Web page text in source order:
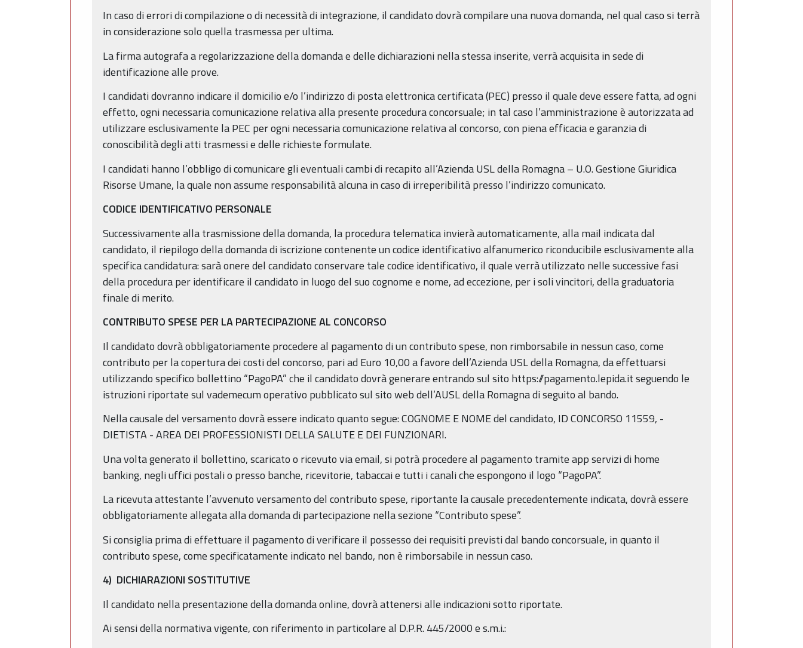
In caso di errori di compilazione o di necessità di integrazione, il candidato dovrà compilare una nuova domanda, nel qual caso si terrà
in considerazione solo quella trasmessa per ultima.
La firma autografa a regolarizzazione della domanda e delle dichiarazioni nella stessa inserite, verrà acquisita in sede di
identificazione alle prove.
I candidati dovranno indicare il domicilio e/o l’indirizzo di posta elettronica certificata (PEC) presso il quale deve essere fatta, ad ogni
effetto, ogni necessaria comunicazione relativa alla presente procedura concorsuale; in tal caso l’amministrazione è autorizzata ad
utilizzare esclusivamente la PEC per ogni necessaria comunicazione relativa al concorso, con piena efficacia e garanzia di
conoscibilità degli atti trasmessi e delle richieste formulate.
I candidati hanno l’obbligo di comunicare gli eventuali cambi di recapito all’Azienda USL della Romagna – U.O. Gestione Giuridica
Risorse Umane, la quale non assume responsabilità alcuna in caso di irreperibilità presso l’indirizzo comunicato.
CODICE IDENTIFICATIVO PERSONALE
Successivamente alla trasmissione della domanda, la procedura telematica invierà automaticamente, alla mail indicata dal
candidato, il riepilogo della domanda di iscrizione contenente un codice identificativo alfanumerico riconducibile esclusivamente alla
specifica candidatura: sarà onere del candidato conservare tale codice identificativo, il quale verrà utilizzato nelle successive fasi
della procedura per identificare il candidato in luogo del suo cognome e nome, ad eccezione, per i soli vincitori, della graduatoria
finale di merito.
CONTRIBUTO SPESE PER LA PARTECIPAZIONE AL CONCORSO
Il candidato dovrà obbligatoriamente procedere al pagamento di un contributo spese, non rimborsabile in nessun caso, come
contributo per la copertura dei costi del concorso, pari ad Euro 10,00 a favore dell’Azienda USL della Romagna, da effettuarsi
utilizzando specifico bollettino “PagoPA” che il candidato dovrà generare entrando sul sito https://pagamento.lepida.it seguendo le
istruzioni riportate sul vademecum operativo pubblicato sul sito web dell’AUSL della Romagna di seguito al bando.
Nella causale del versamento dovrà essere indicato quanto segue: COGNOME E NOME del candidato, ID CONCORSO 11559, -
DIETISTA - AREA DEI PROFESSIONISTI DELLA SALUTE E DEI FUNZIONARI.
Una volta generato il bollettino, scaricato o ricevuto via email, si potrà procedere al pagamento tramite app servizi di home
banking, negli uffici postali o presso banche, ricevitorie, tabaccai e tutti i canali che espongono il logo “PagoPA”.
La ricevuta attestante l’avvenuto versamento del contributo spese, riportante la causale precedentemente indicata, dovrà essere
obbligatoriamente allegata alla domanda di partecipazione nella sezione “Contributo spese”.
Si consiglia prima di effettuare il pagamento di verificare il possesso dei requisiti previsti dal bando concorsuale, in quanto il
contributo spese, come specificatamente indicato nel bando, non è rimborsabile in nessun caso.
4) DICHIARAZIONI SOSTITUTIVE
Il candidato nella presentazione della domanda online, dovrà attenersi alle indicazioni sotto riportate.
Ai sensi della normativa vigente, con riferimento in particolare al D.P.R. 445/2000 e s.m.i.: